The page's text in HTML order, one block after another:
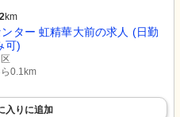
km
ター 虹精華大前の求人 (日勤
可)
0.1km
入り に追加